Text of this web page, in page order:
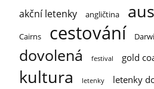
akční letenky angličtina
Cairns cestování
dovolená festival gold
kultura letenky letenky